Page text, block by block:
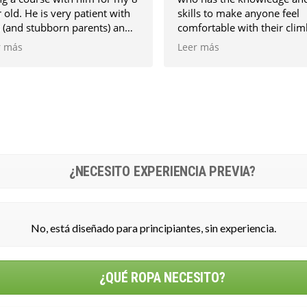
skills to make anyone feel
comfortable with their climbing
adventure. He’s personable and a
Leer más
siguen las rutas con el y
encantados. Siempre
esperando la siguiente
Leer más
¿NECESITO EXPERIENCIA PREVIA?
No, está diseñado para principiantes, sin experiencia.
¿QUÉ ROPA NECESITO?